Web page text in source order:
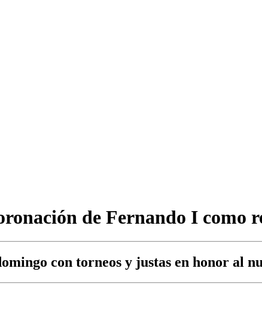
de Fernando I como
con torneos y justas en honor al